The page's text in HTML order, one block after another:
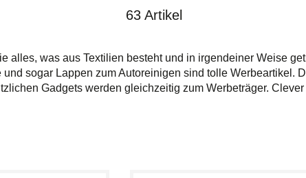
63 Artikel
alles, was aus Textilien besteht und in irgendeiner Weise
sogar Lappen zum Autoreinigen sind tolle Werbeartikel.
Gadgets werden gleichzeitig zum Werbeträger. Clever